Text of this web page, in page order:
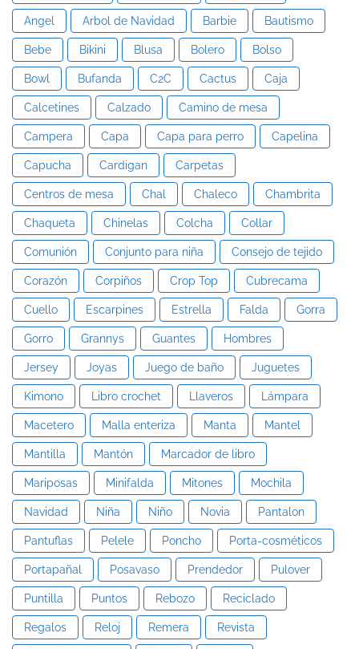
Angel Arbol de Navidad Barbie Bautismo
Bebe Bikini Blusa Bolero Bolso
Bowl Bufanda C2C Cactus Caja
Calcetines Calzado Camino de mesa
Campera Capa Capa para perro Capelina
Capucha Cardigan Carpetas
Centros de mesa Chal Chaleco Chambrita
Chaqueta Chinelas Colcha Collar
Comunión Conjunto para niña Consejo de tejido
Corazón Corpiños Crop Top Cubrecama
Cuello Escarpines Estrella Falda Gorra
Gorro Grannys Guantes Hombres
Jersey Joyas Juego de baño Juguetes
Kimono Libro crochet Llaveros Lámpara
Macetero Malla enteriza Manta Mantel
Mantilla Mantón Marcador de libro
Mariposas Minifalda Mitones Mochila
Navidad Niña Niño Novia Pantalon
Pantuflas Pelele Poncho Porta-cosméticos
Portapañal Posavaso Prendedor Pulover
Puntilla Puntos Rebozo Reciclado
Regalos Reloj Remera Revista